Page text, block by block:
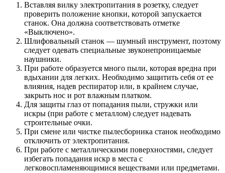
Вставляя вилку электропитания в розетку, следует
проверить положение кнопки, которой запускается
станок. Она должна соответствовать отметке
«Выключено».
Шлифовальный станок — шумный инструмент, поэтому
следует одевать специальные звуконепроницаемые
наушники.
При работе образуется много пыли, которая вредна при
вдыхании для легких. Необходимо защитить себя от ее
влияния, надев респиратор или, в крайнем случае,
закрыть нос и рот влажным платком.
Для защиты глаз от попадания пыли, стружки или
искры (при работе с металлом) следует надевать
строительные очки.
При смене или чистке пылесборника станок необходимо
отключить от электропитания.
При работе с металлическими поверхностями, следует
избегать попадания искр в места с
легковоспламеняющимися веществами или предметами.